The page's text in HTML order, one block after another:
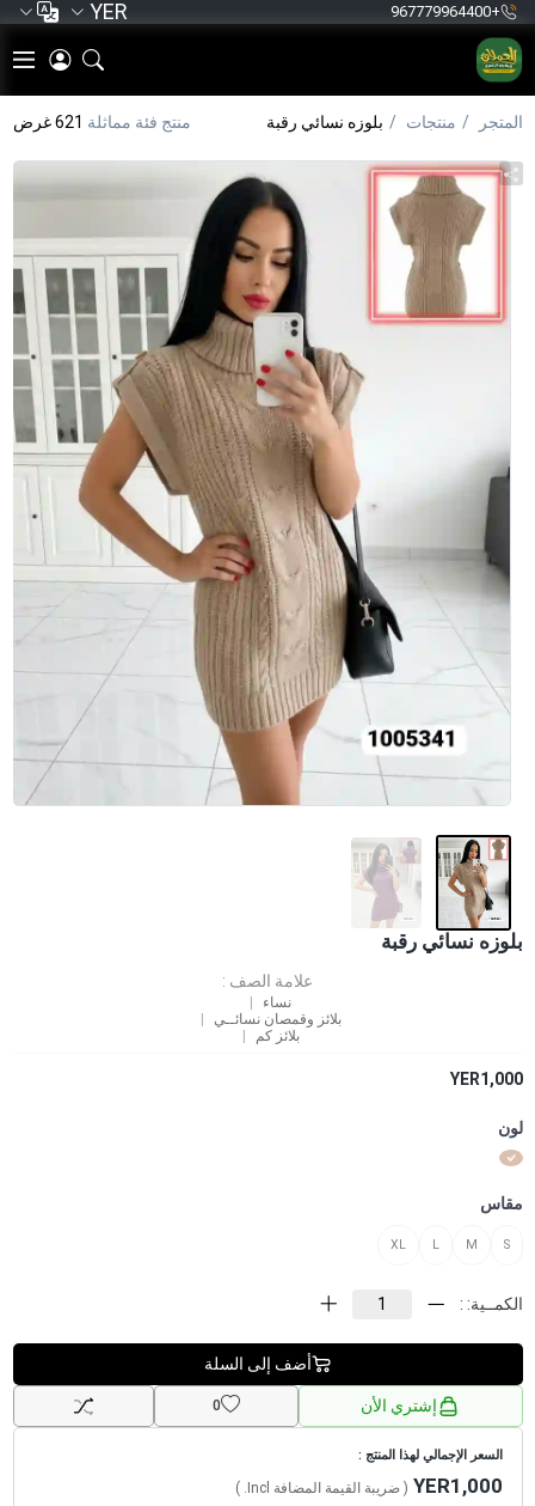
+967779964400
YER
المتجر منتجات بلوزه نسائي رقبة منتج فئة مماثلة 621 غرض
بلوزه نسائي رقبة
علامة الصف :
نساء
بلائز وقمصان نسائــي
بلائز كم
YER1,000
لون
مقاس
S
M
L
XL
الكمــية: :
أضف إلى السلة
إشتري الأن 0
السعر الإجمالي لهذا المنتج :
YER1,000 ( ضريبة القيمة المضافة Incl.
)